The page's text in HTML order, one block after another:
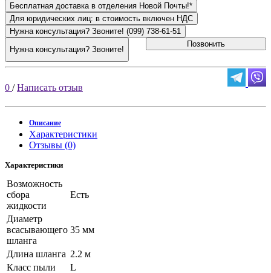
Бесплатная доставка в отделения Новой Почты!*
Для юридических лиц: в стоимость включен НДС
Нужна консультация? Звоните! (099) 738-61-51
Нужна консультация? Звоните!
Позвонить
0 /Написать отзыв
Описание
Характеристики
Отзывы (0)
Характеристики
Возможность
сбора
жидкости
Есть
Диаметр
всасывающего
шланга
35 мм
Длина шланга 2.2 м
Класс пыли
L